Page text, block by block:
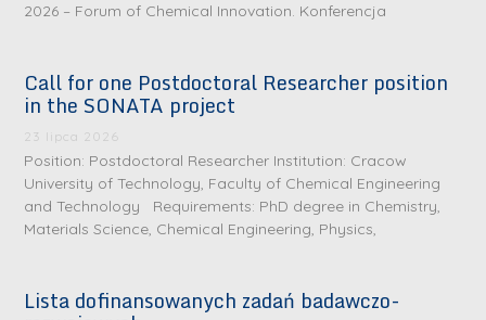
2026 – Forum of Chemical Innovation. Konferencja
Call for one Postdoctoral Researcher position
in the SONATA project
23 lipca 2026
Position: Postdoctoral Researcher Institution: Cracow
University of Technology, Faculty of Chemical Engineering
and Technology Requirements: PhD degree in Chemistry,
Materials Science, Chemical Engineering, Physics,
Lista dofinansowanych zadań badawczo-